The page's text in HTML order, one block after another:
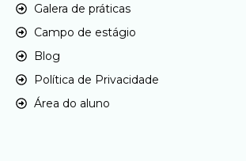
Galera de práticas
Campo de estágio
Blog
Política de Privacidade
Área do aluno